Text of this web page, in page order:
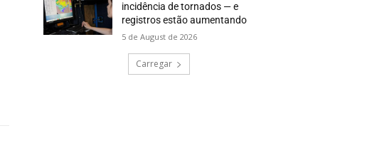
incidência de tornados — e
registros estão aumentando
5 de August de 2026
Carregar